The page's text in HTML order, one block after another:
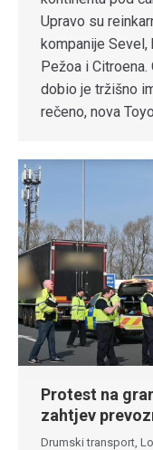
Upravo su
kompanije Sevel,
Pežoa i Citroena.
dobio je tržišno
rečeno, nova
Protest na
zahtjev
Drumski transport